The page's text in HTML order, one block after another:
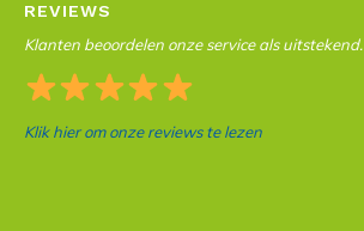
REVIEWS
Klanten beoordelen onze service als uitstekend.
Klik hier om onze reviews te lezen